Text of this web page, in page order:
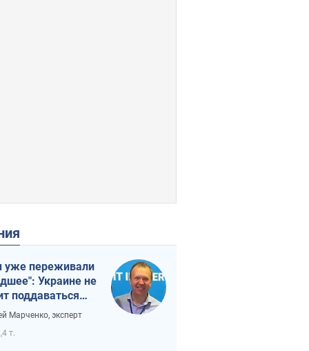
переживали
Украине не
поддаваться
из-за
Марченко, эксперт
т.